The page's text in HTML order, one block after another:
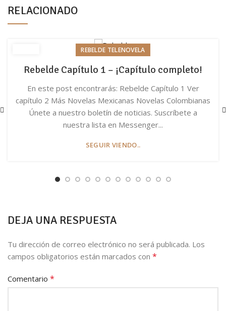
RELACIONADO
REBELDE TELENOVELA
Rebelde Capítulo 1 – ¡Capítulo completo!
En este post encontrarás: Rebelde Capítulo 1 Ver
capítulo 2 Más Novelas Mexicanas Novelas Colombianas
Únete a nuestro boletín de noticias. Suscríbete a
nuestra lista en Messenger...
SEGUIR VIENDO..
DEJA UNA RESPUESTA
Tu dirección de correo electrónico no será publicada. Los
campos obligatorios están marcados con *
Comentario *